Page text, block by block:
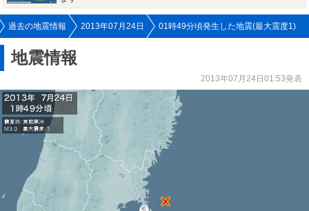
過去の地震情報 2013年07月24日 01時49分頃発生した地震(最大震度1)
地震情報
2013年07月24日01:53発表